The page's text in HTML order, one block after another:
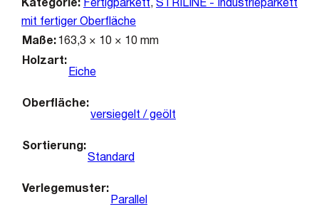
Kategorie: Fertigparkett, STRILINE - Industrieparkett
mit fertiger Oberfläche
Maße 163,3 × 10 × 10 mm
Holzart
Eiche
Oberfläche
versiegelt / geölt
Sortierung
Standard
Verlegemuster
Parallel